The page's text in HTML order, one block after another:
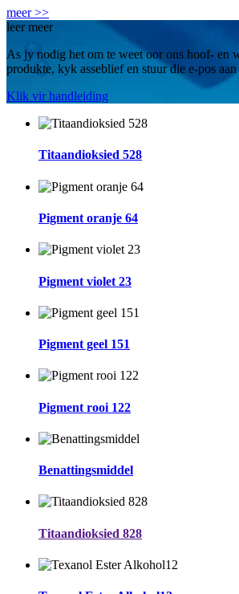
meer >>
leer meer
As jy nodig het om te weet oor ons hoof- en
produkte, kyk asseblief en stuur die e-pos aan
Klik vir handleiding
Titaandioksied 528
Pigment oranje 64
Pigment violet 23
Pigment geel 151
Pigment rooi 122
Benattingsmiddel
Titaandioksied 828